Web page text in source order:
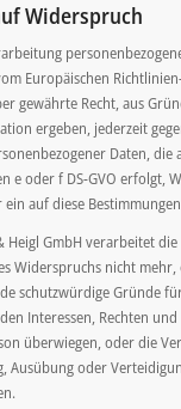
Widerspruch
Europäischen
gewährte Recht, aus
ergeben, jederzeit
Daten, die
e oder f DS-GVO erfolgt,
ein auf diese
Heigl GmbH verarbeitet
Widerspruchs nicht
schutzwürdige Gründe
Interessen, Rechten
überwiegen, oder die
Ausübung oder